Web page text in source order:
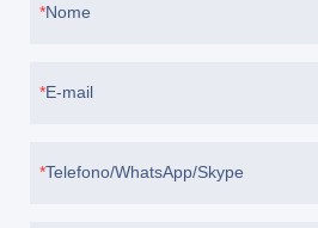
Nome
E-mail
Telefono/WhatsApp/Skype